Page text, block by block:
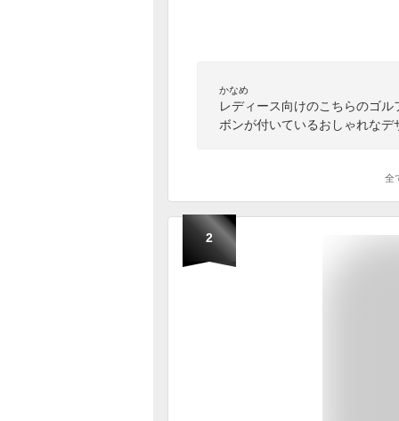
かなめ
レディース向けのこちらのゴ
ボンが付いているおしゃれな
全
2